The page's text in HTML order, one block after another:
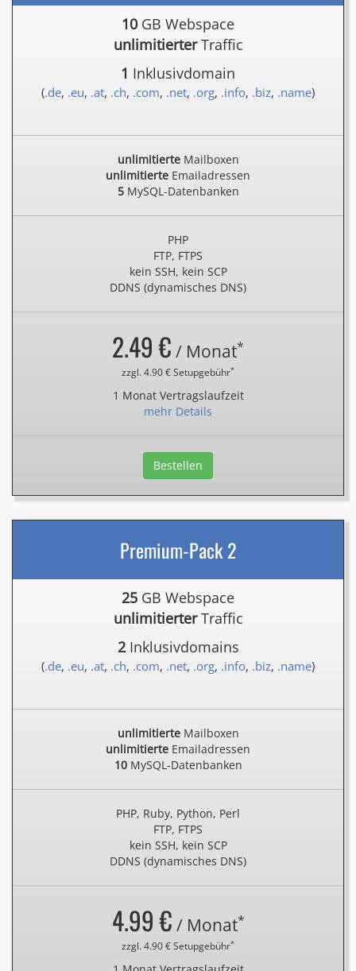
10 GB Webspace
unlimitierterTraffic
1 Inklusivdomain
(.de, .eu, .at, .ch, .com, .net, .org, .info, .biz, .name)
unlimitierteMailboxen
unlimitierte Emailadressen
5MySQL-Datenbanken
PHP
FTP, FTPS
kein SSH, kein SCP
DDNS (dynamisches DNS)
2.49 € / Monat*
zzgl. 4.90 € Setupgebühr*
1 Monat Vertragslaufzeit
mehr Details
Bestellen
Premium-Pack 2
25 GB Webspace
unlimitierterTraffic
2Inklusivdomains
(.de, .eu, .at, .ch, .com, .net, .org, .info, .biz, .name)
unlimitierteMailboxen
unlimitierte Emailadressen
10MySQL-Datenbanken
PHP, Ruby, Python, Perl
FTP, FTPS
kein SSH, kein SCP
DDNS (dynamisches DNS)
4.99 € / Monat*
zzgl. 4.90 € Setupgebühr*